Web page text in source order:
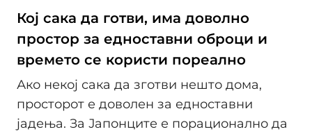
Кој сака да готви, има доволно
простор за едноставни оброци и
времето се користи пореално
Ако некој сака да зготви нешто дома,
просторот е доволен за едноставни
јадења. За Јапонците е порационално да